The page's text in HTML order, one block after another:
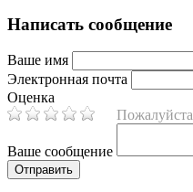
Написать сообщение
Ваше имя
Электронная почта
Оценка
Ваше сообщение